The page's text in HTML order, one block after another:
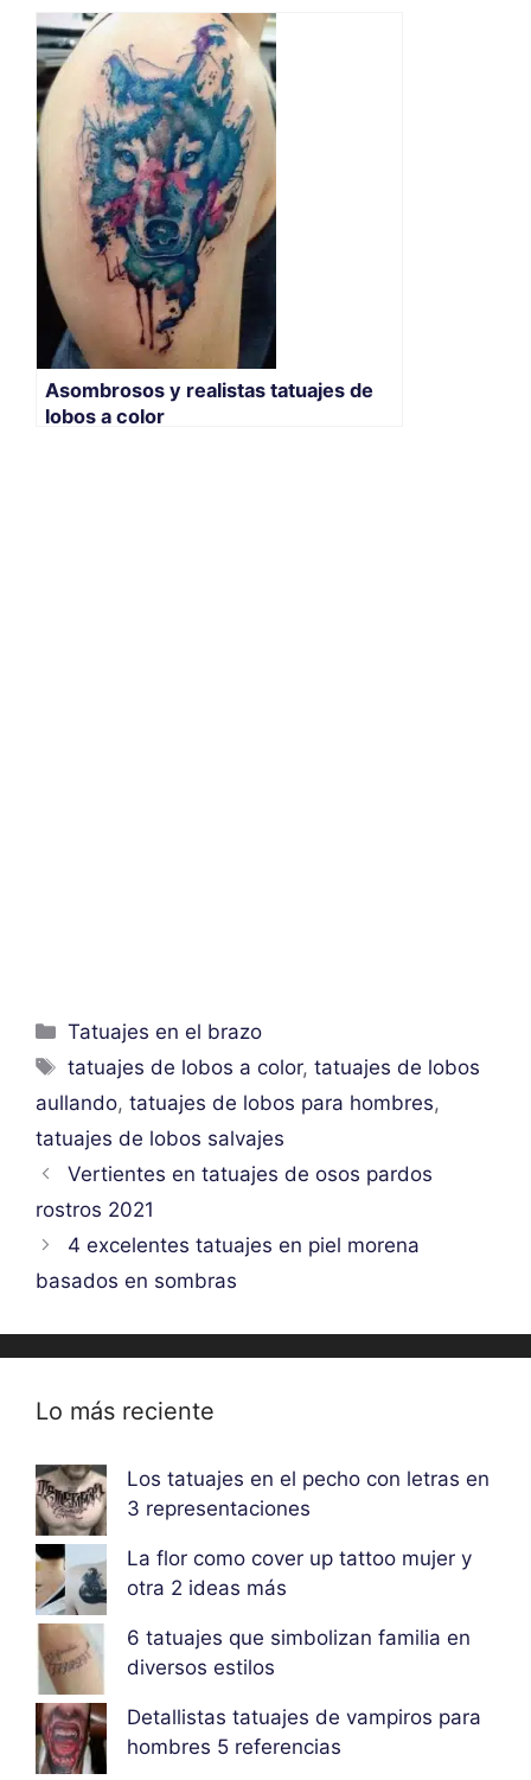
Asombrosos y realistas tatuajes de
lobos a color
Categorías
Tatuajes en el brazo
Etiquetas
tatuajes de lobos a color,tatuajes de lobos
aullando, tatuajes de lobos para hombres,
tatuajes de lobos salvajes
Vertientes en tatuajes de osos pardos
rostros 2021
4 excelentes tatuajes en piel morena
basados en sombras
Lo más reciente
Los tatuajes en el pecho con letras en
3 representaciones
La flor como cover up tattoo mujer y
otra 2 ideas más
6 tatuajes que simbolizan familia en
diversos estilos
Detallistas tatuajes de vampiros para
hombres 5 referencias